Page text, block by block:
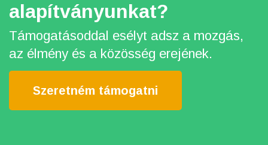
alapítványunkat?
Támogatásoddal esélyt adsz a mozgás,
az élmény és a közösség erejének.
Szeretném támogatni